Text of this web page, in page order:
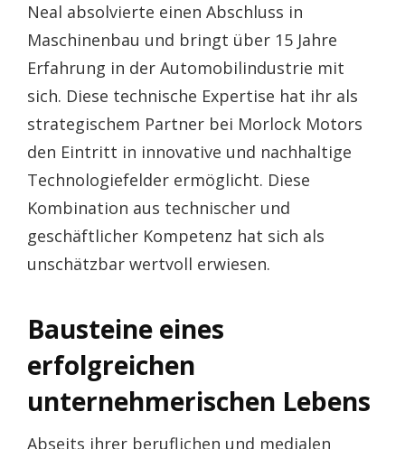
Neal absolvierte einen Abschluss in
Maschinenbau und bringt über 15 Jahre
Erfahrung in der Automobilindustrie mit
sich. Diese technische Expertise hat ihr als
strategischem Partner bei Morlock Motors
den Eintritt in innovative und nachhaltige
Technologiefelder ermöglicht. Diese
Kombination aus technischer und
geschäftlicher Kompetenz hat sich als
unschätzbar wertvoll erwiesen.
Bausteine eines
erfolgreichen
unternehmerischen Lebens
Abseits ihrer beruflichen und medialen